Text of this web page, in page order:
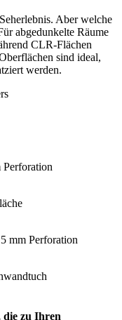
Aber welche
abgedunkelte Räume
CLR-Flächen
sind ideal,
werden.
die zu Ihren